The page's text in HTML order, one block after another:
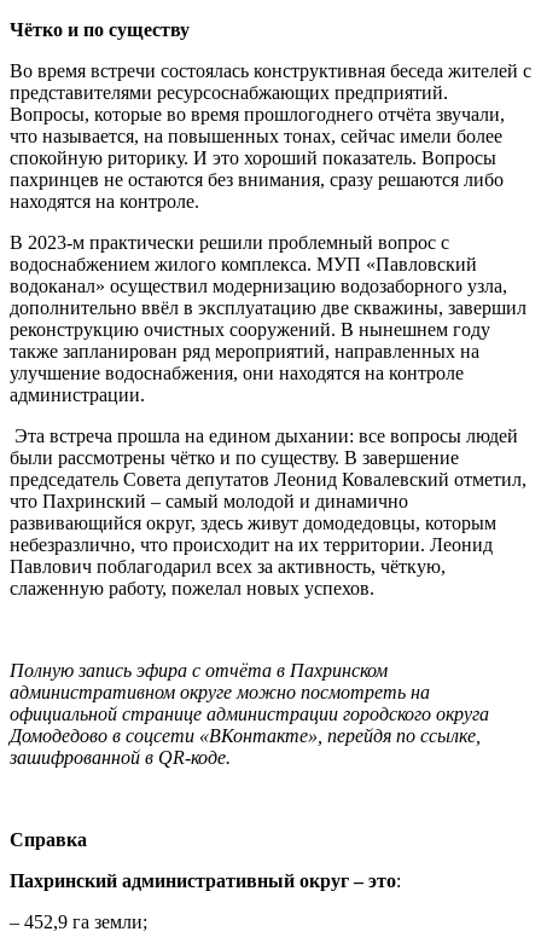
Чётко и по существу
Во время встречи состоялась конструктивная беседа жителей с
представителями ресурсоснабжающих предприятий.
Вопросы, которые во время прошлогоднего отчёта звучали,
что называется, на повышенных тонах, сейчас имели более
спокойную риторику. И это хороший показатель. Вопросы
пахринцев не остаются без внимания, сразу решаются либо
находятся на контроле.
В 2023-м практически решили проблемный вопрос с
водоснабжением жилого комплекса. МУП «Павловский
водоканал» осуществил модернизацию водозаборного узла,
дополнительно ввёл в эксплуатацию две скважины, завершил
реконструкцию очистных сооружений. В нынешнем году
также запланирован ряд мероприятий, направленных на
улучшение водоснабжения, они находятся на контроле
администрации.
Эта встреча прошла на едином дыхании: все вопросы людей
были рассмотрены чётко и по существу. В завершение
председатель Совета депутатов Леонид Ковалевский отметил,
что Пахринский – самый молодой и динамично
развивающийся округ, здесь живут домодедовцы, которым
небезразлично, что происходит на их территории. Леонид
Павлович поблагодарил всех за активность, чёткую,
слаженную работу, пожелал новых успехов.
Полную запись эфира с отчёта в Пахринском
административном округе можно посмотреть на
официальной странице администрации городского округа
Домодедово в соцсети «ВКонтакте», перейдя по ссылке,
зашифрованной в QR-коде.
Справка
Пахринский административный округ – это:
– 452,9 га земли;